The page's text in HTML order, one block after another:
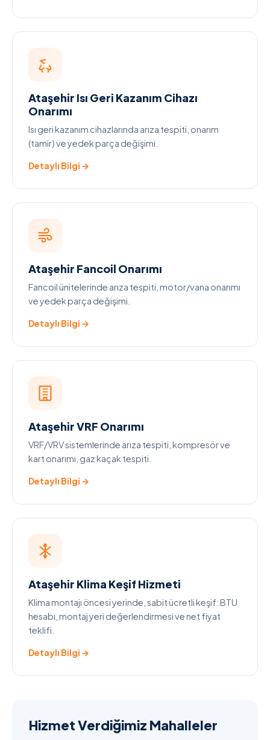
Ataşehir Isı Geri Kazanım Cihazı
Onarımı
Isı geri kazanım cihazlarında arıza tespiti, onarım
(tamir) ve yedek parça değişimi.
Detaylı Bilgi →
Ataşehir Fancoil Onarımı
Fancoil ünitelerinde arıza tespiti, motor/vana onarımı
ve yedek parça değişimi.
Detaylı Bilgi →
Ataşehir VRF Onarımı
VRF/VRV sistemlerinde arıza tespiti, kompresör ve
kart onarımı, gaz kaçak tespiti.
Detaylı Bilgi →
Ataşehir Klima Keşif Hizmeti
Klima montajı öncesi yerinde, sabit ücretli keşif: BTU
hesabı, montaj yeri değerlendirmesi ve net fiyat
teklifi.
Detaylı Bilgi →
Hizmet Verdiğimiz Mahalleler